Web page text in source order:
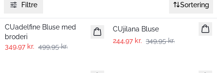
Filtre Sortering
-30%
CUadelfine Bluse med
broderi
349,97 kr. 499,95 kr.
CUjilana Bluse
244,97 kr. 349,95 kr.